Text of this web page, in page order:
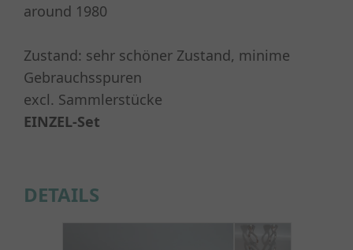
around 1980
Zustand: sehr schöner Zustand, minime
Gebrauchsspuren
excl. Sammlerstücke
EINZEL-Set
DETAILS